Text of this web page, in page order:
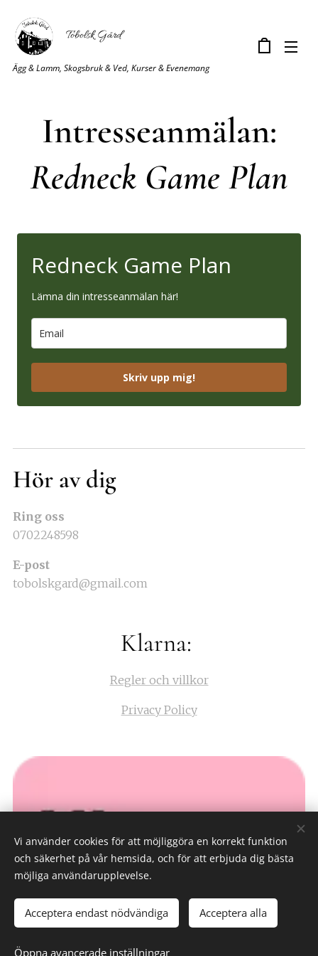
Tobolsk Gård
Ägg & Lamm, Skogsbruk & Ved, Kurser & Evenemang
Intresseanmälan:
Redneck Game Plan
Redneck Game Plan
Lämna din intresseanmälan här!
Skriv upp mig!
Hör av dig
Ring oss
0702248598
E-post
tobolskgard@gmail.com
Klarna:
Regler och villkor
Privacy Policy
Vi använder cookies för att möjliggöra en korrekt funktion
och säkerhet på vår hemsida, och för att erbjuda dig bästa
möjliga användarupplevelse.
Acceptera endast nödvändiga Acceptera alla
Öppna avancerade inställningar